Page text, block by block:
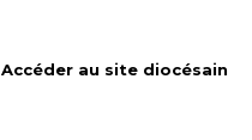
Accéder au site diocésain